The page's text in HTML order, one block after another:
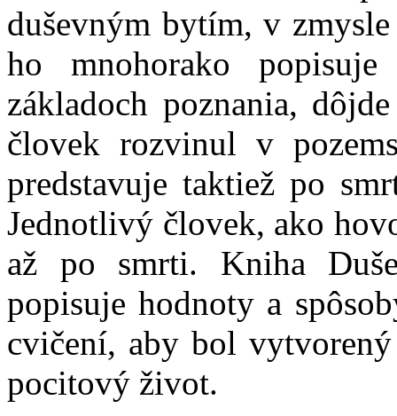
duševným bytím, v
ho mnohorako
základoch poznania,
človek rozvinul v
predstavuje taktiež po
Jednotlivý človek, ako
až po smrti. Kniha
popisuje hodnoty a
cvičení, aby bol
pocitový život.